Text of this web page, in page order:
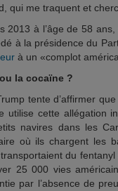
qui me traquent et
2013 à l’âge de 58
à la présidence du
à un «complot
la cocaïne ?
tente d’affirmer
utilise cette allégation
navires dans les
où ils chargent les
du
25 000 vies
par l’absence de